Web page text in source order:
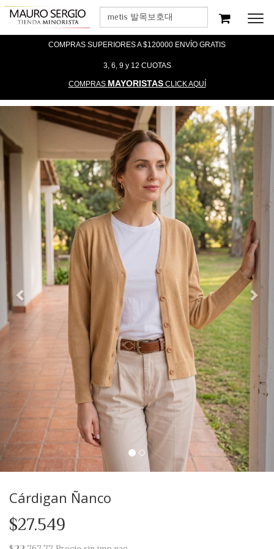
COMPRAS SUPERIORES A $120000 ENVÍO GRATIS
3, 6, 9 y 12 CUOTAS
COMPRAS MAYORISTASCLICK AQUÍ
Previous
Cárdigan Ñanco
$27.549